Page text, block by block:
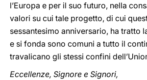
l’Europa e per il suo futuro, nella
valori su cui tale progetto, di cui
sessantesimo anniversario, ha tratto
e si fonda sono comuni a tutto il
travalicano gli stessi confini
Eccellenze, Signore e Signori,